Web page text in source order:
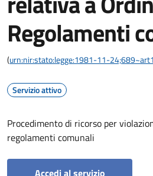
Regolamenti
(urn:nir:stato:legge:1981-11-
Servizio attivo
Procedimento di ricorso per
regolamenti comunali
Accedi al servizio